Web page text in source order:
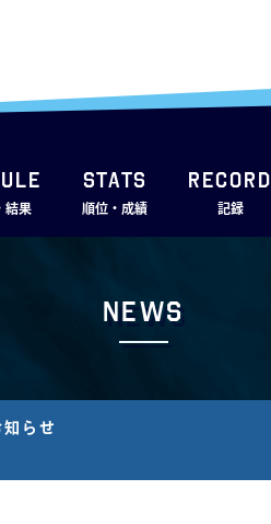
結果
STATS
順位・成績
RECORD
記録
News
らせ